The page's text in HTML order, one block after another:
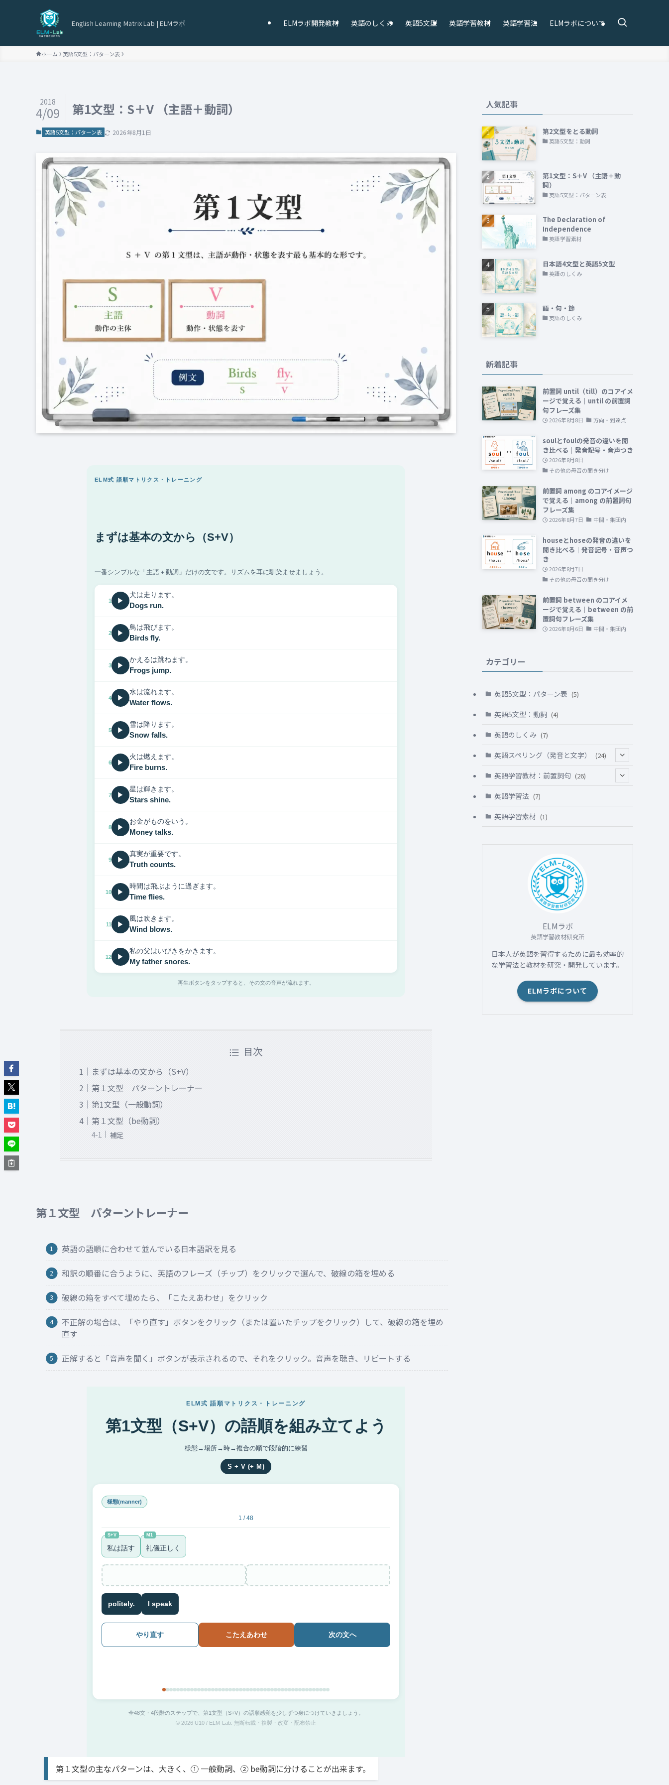
English Learning Matrix Lab | ELMラボ ELMラボ開発教材 英語のしくみ 英語5文型 英語学習教材 英語学習法 ELMラボについて
ホーム 英語5文型：パターン表
第1文型：S＋V （主語＋動詞）
2018
4/09
英語5文型：パターン表 2026年8月1日
ELM式 語順マトリクス・トレーニング
まずは基本の文から（S+V）
一番シンプルな「主語＋動詞」だけの文です。リズムを耳に馴染ませましょう。
1 ▶
犬は走ります。
Dogs run.
2 ▶
鳥は飛びます。
Birds fly.
3 ▶
かえるは跳ねます。
Frogs jump.
4 ▶
水は流れます。
Water flows.
5 ▶
雪は降ります。
Snow falls.
6 ▶
火は燃えます。
Fire burns.
7 ▶
星は輝きます。
Stars shine.
8 ▶
お金がものをいう。
Money talks.
9 ▶
真実が重要です。
Truth counts.
10 ▶
時間は飛ぶように過ぎます。
Time flies.
11 ▶
風は吹きます。
Wind blows.
12 ▶
私の父はいびきをかきます。
My father snores.
再生ボタンをタップすると、その文の音声が流れます。
目次
まずは基本の文から（S+V）
第１文型 パターントレーナー
第1文型（一般動詞）
第１文型（be動詞）
補足
第１文型 パターントレーナー
英語の語順に合わせて並んでいる日本語訳を見る
和訳の順番に合うように、英語のフレーズ（チップ）をクリックで選んで、破線の箱を埋める
破線の箱をすべて埋めたら、「こたえあわせ」をクリック
不正解の場合は、「やり直す」ボタンをクリック（または置いたチップをクリック）して、破線の箱を埋め
直す
正解すると「音声を聞く」ボタンが表示されるので、それをクリック。音声を聴き、リピートする
ELM式 語順マトリクス・トレーニング
第1文型（S+V）の語順を組み立てよう
様態→場所→時→複合の順で段階的に練習
S + V (+ M)
様態(manner)
1 / 48
S+V
私は話す
M1
礼儀正しく
politely. I speak
やり直す こたえあわせ 次の文へ
全48文・4段階のステップで、第1文型（S+V）の語順感覚を少しずつ身につけていきましょう。
© 2026 U10 / ELM-Lab. 無断転載・複製・改変・配布禁止
第１文型の主なパターンは、大きく、① 一般動詞、② be動詞に分けることが出来ます。
人気記事
第2文型をとる動詞
英語5文型：動詞
第1文型：S＋V （主語＋動
詞）
英語5文型：パターン表
The Declaration of
Independence
英語学習素材
日本語4文型と英語5文型
英語のしくみ
語・句・節
英語のしくみ
新着記事
前置詞 until（till）のコアイメ
ージで覚える｜until の前置詞
句フレーズ集
2026年8月8日 方向・到達点
soulとfoulの発音の違いを聞
き比べる｜発音記号・音声つき
2026年8月8日
その他の母音の聞き分け
前置詞 among のコアイメージ
で覚える｜among の前置詞句
フレーズ集
2026年8月7日 中間・集団内
houseとhoseの発音の違いを
聞き比べる｜発音記号・音声つ
き
2026年8月7日
その他の母音の聞き分け
前置詞 between のコアイメ
ージで覚える｜between の前
置詞句フレーズ集
2026年8月6日 中間・集団内
カテゴリー
英語5文型：パターン表 (5)
英語5文型：動詞 (4)
英語のしくみ (7)
英語スペリング（発音と文字） (24)
(5)
英語学習教材：前置詞句 (26)
(5)
(2)
(4)
(5)
英語学習法 (7)
英語学習素材 (1)
ELMラボ
英語学習教材研究所
日本人が英語を習得するために最も効率的
な学習法と教材を研究・開発しています。
ELMラボについて